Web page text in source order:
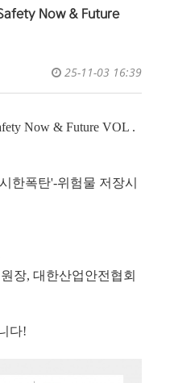
Safety Now & Future
25-11-03 16:39
Now & Future VOL .
한폭탄'-위험물 저장시
장, 대한산업안전협회
다!